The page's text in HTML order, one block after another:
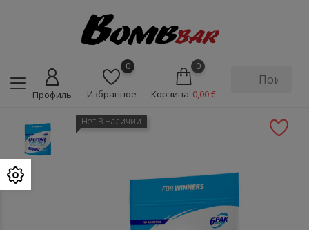
Профиль
0
Избранное
0
Корзина 0,00 €
Нет В Наличии